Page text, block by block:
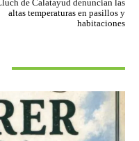
Lluch de Calatayud denuncian las
altas temperaturas en pasillos y
habitaciones